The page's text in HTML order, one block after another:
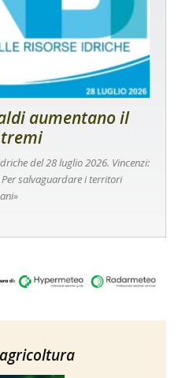
aumentano il
del 28 luglio 2026. Vincenzi:
salvaguardare i territori